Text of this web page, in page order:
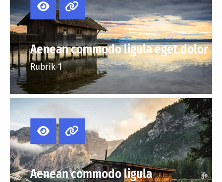
Aenean commodo ligula eget dolor
Rubrik-1
Aenean commodo ligula